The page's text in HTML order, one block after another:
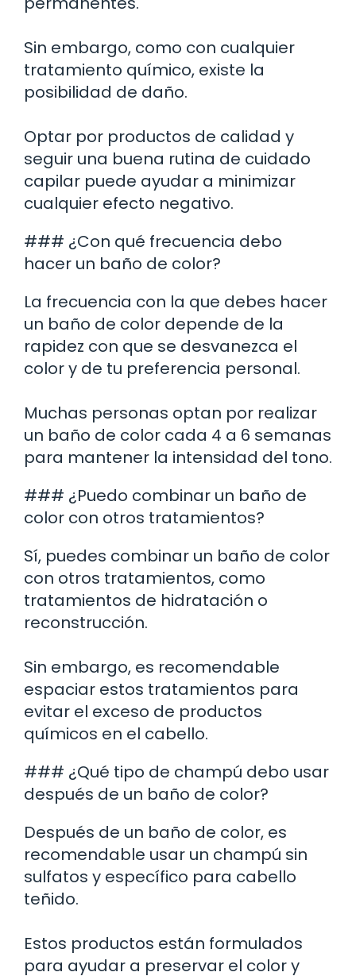
Sin embargo, como con cualquier
tratamiento químico, existe la
posibilidad de daño.
Optar por productos de calidad y
seguir una buena rutina de cuidado
capilar puede ayudar a minimizar
cualquier efecto negativo.
### ¿Con qué frecuencia debo
hacer un baño de color?
La frecuencia con la que debes hacer
un baño de color depende de la
rapidez con que se desvanezca el
color y de tu preferencia personal.
Muchas personas optan por realizar
un baño de color cada 4 a 6 semanas
para mantener la intensidad del tono.
### ¿Puedo combinar un baño de
color con otros tratamientos?
Sí, puedes combinar un baño de color
con otros tratamientos, como
tratamientos de hidratación o
reconstrucción.
Sin embargo, es recomendable
espaciar estos tratamientos para
evitar el exceso de productos
químicos en el cabello.
### ¿Qué tipo de champú debo usar
después de un baño de color?
Después de un baño de color, es
recomendable usar un champú sin
sulfatos y específico para cabello
teñido.
Estos productos están formulados
para ayudar a preservar el color y